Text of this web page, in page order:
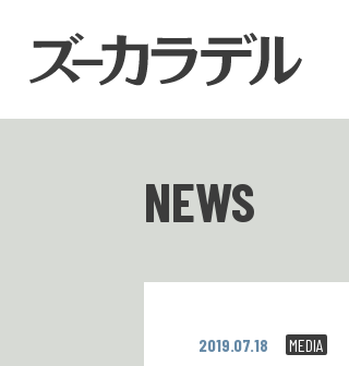
NEWS
2019.07.18 MEDIA